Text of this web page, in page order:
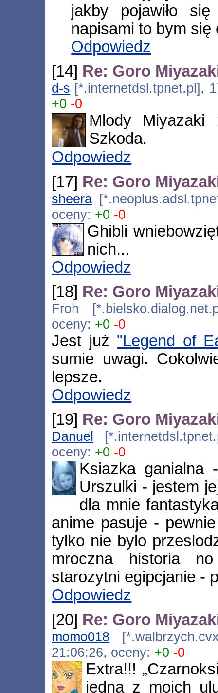
jakby pojawiło
napisami to bym się
Odpowiedz
[14] Re: Goro
d-s [*.internetdsl.tpnet.pl],
+0 -0
Mlody
Szkoda.
Odpowiedz
[17] Re: Goro
sheera
oceny: +0 -0
Ghibli
nich...
Odpowiedz
[18] Re: Goro
Froh
oceny: +0 -0
Jest już "Legend of
sumie uwagi.
lepsze.
Odpowiedz
[19] Re: Goro
Danuel
oceny: +0 -0
Ksiazka ganialna
Urszulki - jestem
dla mnie
anime pasuje -
tylko nie bylo
mroczna historia
starozytni egipcjanie -
Odpowiedz
[20] Re: Goro
momo018
21:06:26, oceny: +0 -0
Extra!!!
jedna z moich